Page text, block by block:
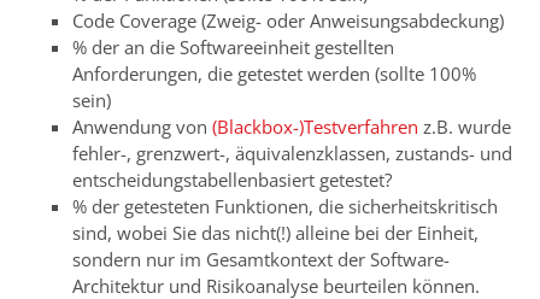
Code Coverage (Zweig- oder Anweisungsabdeckung)
% der an die Softwareeinheit gestellten
Anforderungen, die getestet werden (sollte 100%
sein)
Anwendung von (Blackbox-)Testverfahren z.B. wurde
fehler-, grenzwert-, äquivalenzklassen, zustands- und
entscheidungstabellenbasiert getestet?
% der getesteten Funktionen, die sicherheitskritisch
sind, wobei Sie das nicht(!) alleine bei der Einheit,
sondern nur im Gesamtkontext der Software-
Architektur und Risikoanalyse beurteilen können.